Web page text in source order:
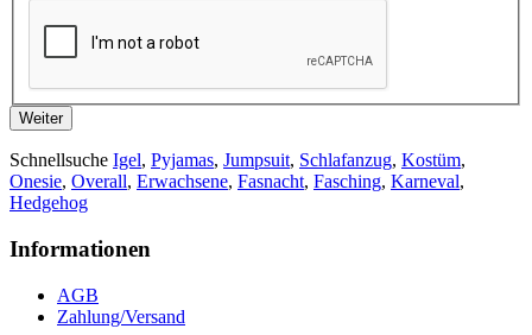
Weiter
Schnellsuche Igel, Pyjamas, Jumpsuit, Schlafanzug, Kostüm,
Onesie, Overall, Erwachsene, Fasnacht, Fasching, Karneval,
Hedgehog
Informationen
AGB
Zahlung/Versand